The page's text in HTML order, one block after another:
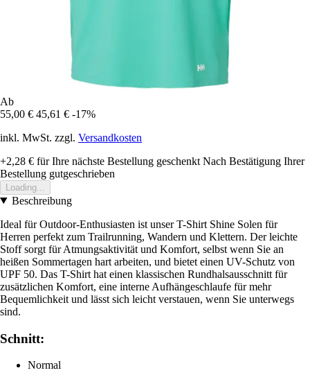
Ab
55,00 € 45,61 € -17%
inkl. MwSt. zzgl. Versandkosten
+2,28 € für Ihre nächste Bestellung geschenkt Nach Bestätigung Ihrer
Bestellung gutgeschrieben
Loading...
Beschreibung
Ideal für Outdoor-Enthusiasten ist unser T-Shirt Shine Solen für
Herren perfekt zum Trailrunning, Wandern und Klettern. Der leichte
Stoff sorgt für Atmungsaktivität und Komfort, selbst wenn Sie an
heißen Sommertagen hart arbeiten, und bietet einen UV-Schutz von
UPF 50. Das T-Shirt hat einen klassischen Rundhalsausschnitt für
zusätzlichen Komfort, eine interne Aufhängeschlaufe für mehr
Bequemlichkeit und lässt sich leicht verstauen, wenn Sie unterwegs
sind.
Schnitt:
Normal